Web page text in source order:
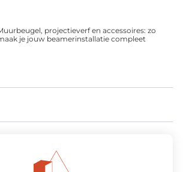
projectieverf en accessoires: zo
je jouw beamerinstallatie compleet